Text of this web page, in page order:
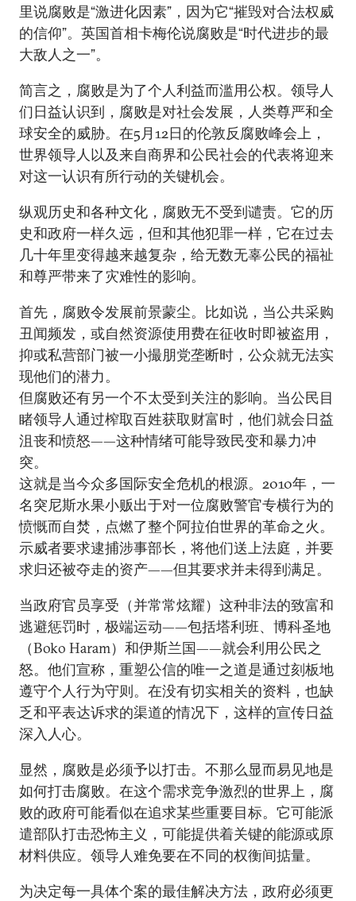
里说腐败是“激进化因素”，因为它“摧毁对合法权威
的信仰”。英国首相卡梅伦说腐败是“时代进步的最
大敌人之一”。
简言之，腐败是为了个人利益而滥用公权。领导人
们日益认识到，腐败是对社会发展，人类尊严和全
球安全的威胁。在5月12日的伦敦反腐败峰会上，
世界领导人以及来自商界和公民社会的代表将迎来
对这一认识有所行动的关键机会。
纵观历史和各种文化，腐败无不受到谴责。它的历
史和政府一样久远，但和其他犯罪一样，它在过去
几十年里变得越来越复杂，给无数无辜公民的福祉
和尊严带来了灾难性的影响。
首先，腐败令发展前景蒙尘。比如说，当公共采购
丑闻频发，或自然资源使用费在征收时即被盗用，
抑或私营部门被一小撮朋党垄断时，公众就无法实
现他们的潜力。
但腐败还有另一个不太受到关注的影响。当公民目
睹领导人通过榨取百姓获取财富时，他们就会日益
沮丧和愤怒——这种情绪可能导致民变和暴力冲
突。
这就是当今众多国际安全危机的根源。2010年，一
名突尼斯水果小贩出于对一位腐败警官专横行为的
愤慨而自焚，点燃了整个阿拉伯世界的革命之火。
示威者要求逮捕涉事部长，将他们送上法庭，并要
求归还被夺走的资产——但其要求并未得到满足。
当政府官员享受（并常常炫耀）这种非法的致富和
逃避惩罚时，极端运动——包括塔利班、博科圣地
（Boko Haram）和伊斯兰国——就会利用公民之
怒。他们宣称，重塑公信的唯一之道是通过刻板地
遵守个人行为守则。在没有切实相关的资料，也缺
乏和平表达诉求的渠道的情况下，这样的宣传日益
深入人心。
显然，腐败是必须予以打击。不那么显而易见地是
如何打击腐败。在这个需求竞争激烈的世界上，腐
败的政府可能看似在追求某些重要目标。它可能派
遣部队打击恐怖主义，可能提供着关键的能源或原
材料供应。领导人难免要在不同的权衡间掂量。
为决定每一具体个案的最佳解决方法，政府必须更